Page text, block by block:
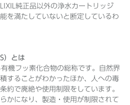
純正品以外の浄水カートリッジ
を満たしていないと断定しているわ
）とは
機フッ素化合物の総称です。自然界
することがわかったほか、人への毒
約で廃絶や使用制限をしています。
かになり、製造・使用が制限されて